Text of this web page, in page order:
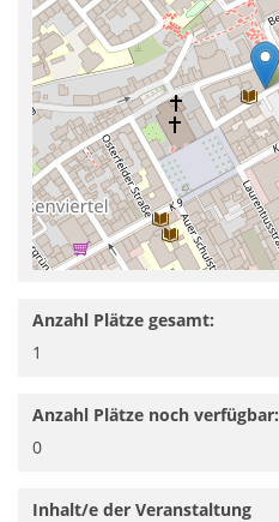
Anzahl Plätze gesamt:
1
Anzahl Plätze noch verfügbar:
0
Inhalt/e der Veranstaltung